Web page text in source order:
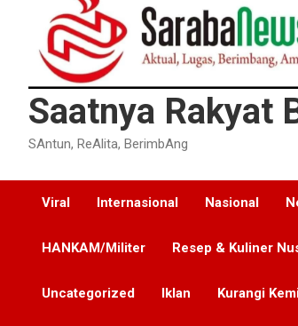
Saatnya Rakyat
SAntun, ReAlita, BerimbAng
Viral Internasional Nasional
HANKAM/Militer Resep & Kuliner
Uncategorized Iklan Kurangi